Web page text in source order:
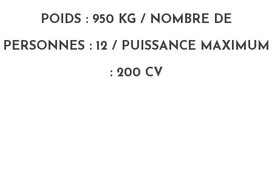
POIDS : 950 KG / NOMBRE DE
PERSONNES : 12 / PUISSANCE MAXIMUM
: 200 CV